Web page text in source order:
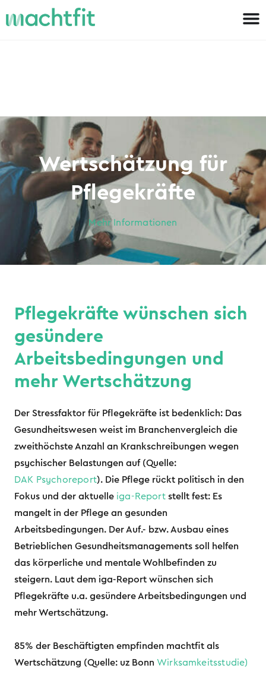
Wertschätzung für
Pflegekräfte
Mehr Informationen
Pflegekräfte wünschen sich
gesündere
Arbeitsbedingungen und
mehr Wertschätzung
Der Stressfaktor für Pflegekräfte ist bedenklich: Das
Gesundheitswesen weist im Branchenvergleich die
zweithöchste Anzahl an Krankschreibungen wegen
psychischer Belastungen auf (Quelle:
DAK Psychoreport). Die Pflege rückt politisch in den
Fokus und der aktuelle iga-Reportstellt fest: Es
mangelt in der Pflege an gesunden
Arbeitsbedingungen. Der Auf.- bzw. Ausbau eines
Betrieblichen Gesundheitsmanagements soll helfen
das körperliche und mentale Wohlbefinden zu
steigern. Laut dem iga-Report wünschen sich
Pflegekräfte u.a. gesündere Arbeitsbedingungen und
mehr Wertschätzung.
85% der Beschäftigten empfinden machtfit als
Wertschätzung (Quelle: uz Bonn Wirksamkeitsstudie)